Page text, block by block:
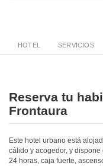
HOTEL SERVICIOS
Reserva tu
Frontaura
Este hotel urbano está
cálido y acogedor, y
24 horas, caja fuerte,